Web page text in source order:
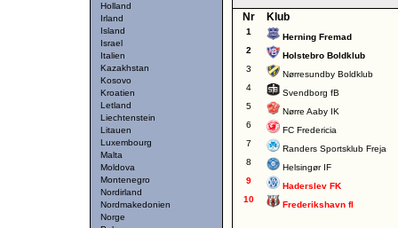
Holland
Irland
Island
Israel
Italien
Kazakhstan
Kosovo
Kroatien
Letland
Liechtenstein
Litauen
Luxembourg
Malta
Moldova
Montenegro
Nordirland
Nordmakedonien
Norge
Nr
Klub
1
Herning Fremad
2
Holstebro Boldklub
3
Nørresundby Boldklub
4
Svendborg fB
5
Nørre Aaby IK
6
FC Fredericia
7
Randers Sportsklub Freja
8
Helsingør IF
9
Haderslev FK
10
Frederikshavn fI